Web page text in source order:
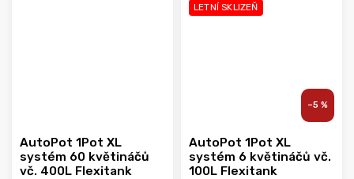
AutoPot 1Pot XL
systém 60 květináčů
vč. 400L Flexitank
LETNÍ SKLIZEŇ
–5 %
AutoPot 1Pot XL
systém 6 květináčů vč.
100L Flexitank